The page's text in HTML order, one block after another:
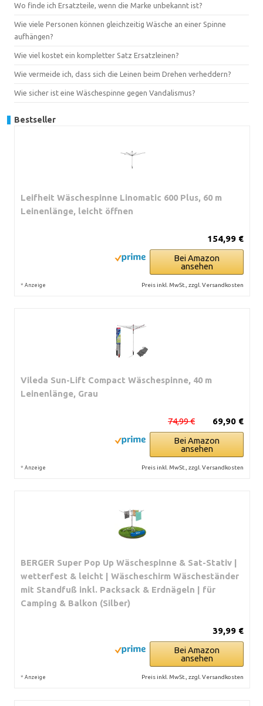
Wo finde ich Ersatzteile, wenn die Marke unbekannt ist?
Wie viele Personen können gleichzeitig Wäsche an einer Spinne
aufhängen?
Wie viel kostet ein kompletter Satz Ersatzleinen?
Wie vermeide ich, dass sich die Leinen beim Drehen verheddern?
Wie sicher ist eine Wäschespinne gegen Vandalismus?
Bestseller
Leifheit Wäschespinne Linomatic 600 Plus, 60 m
Leinenlänge, leicht öffnen
154,99 €
Bei Amazon
ansehen
* Anzeige Preis inkl. MwSt., zzgl. Versandkosten
Vileda Sun-Lift Compact Wäschespinne, 40 m
Leinenlänge, Grau
69,90 €
74,99 €
Bei Amazon
ansehen
* Anzeige Preis inkl. MwSt., zzgl. Versandkosten
BERGER Super Pop Up Wäschespinne & Sat-Stativ |
wetterfest & leicht | Wäscheschirm Wäscheständer
mit Standfuß inkl. Packsack & Erdnägeln | für
Camping & Balkon (Silber)
39,99 €
Bei Amazon
ansehen
* Anzeige Preis inkl. MwSt., zzgl. Versandkosten